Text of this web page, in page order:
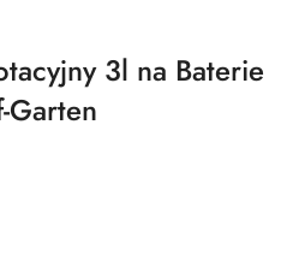
3l na Baterie
Garten